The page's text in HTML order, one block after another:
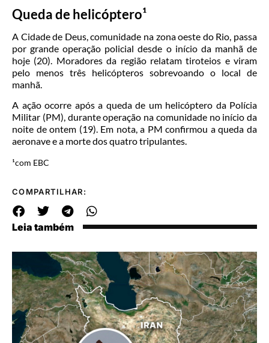
Queda de helicóptero¹
A Cidade de Deus, comunidade na zona oeste do Rio, passa
por grande operação policial desde o início da manhã de
hoje (20). Moradores da região relatam tiroteios e viram
pelo menos três helicópteros sobrevoando o local de
manhã.
A ação ocorre após a queda de um helicóptero da Polícia
Militar (PM), durante operação na comunidade no início da
noite de ontem (19). Em nota, a PM confirmou a queda da
aeronave e a morte dos quatro tripulantes.
¹com EBC
COMPARTILHAR:
Leia também